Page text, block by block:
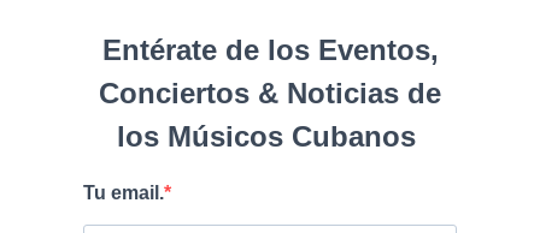
Entérate de los Eventos,
Conciertos & Noticias de
los Músicos Cubanos
Tu email.